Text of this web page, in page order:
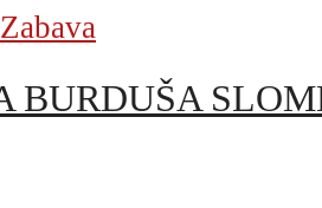
Zabava
BURDUŠA